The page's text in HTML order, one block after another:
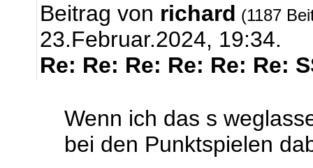
Beitrag von richard (1187
23.Februar.2024, 19:34.
Re: Re: Re: Re: Re: Re:
Wenn ich das s
bei den Punktspielen